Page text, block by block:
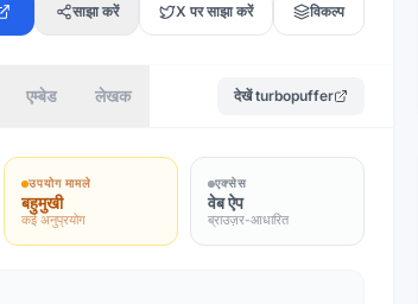
साझा करें X पर साझा करें विकल्प
एम्बेड लेखक देखें turbopuffer
उपयोग मामले
बहुमुखी
कई अनुप्रयोग
एक्सेस
वेब ऐप
ब्राउज़र-आधारित